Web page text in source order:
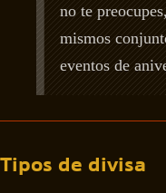
no te
mismos
eventos de
Tipos de divisa